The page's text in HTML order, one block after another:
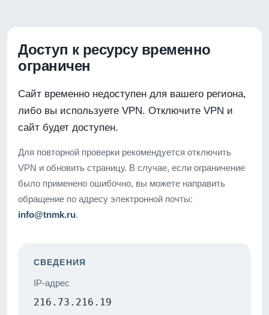
Доступ к ресурсу временно
ограничен
Сайт временно недоступен для вашего региона,
либо вы используете VPN. Отключите VPN и
сайт будет доступен.
Для повторной проверки рекомендуется отключить
VPN и обновить страницу. В случае, если ограничение
было применено ошибочно, вы можете направить
обращение по адресу электронной почты:
info@tnmk.ru.
СВЕДЕНИЯ
IP-адрес
216.73.216.19